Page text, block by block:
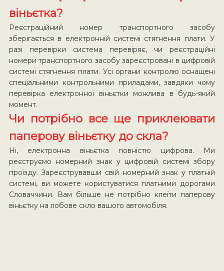
віньєтка?
Реєстраційний номер транспортного засобу
зберігається в електронній системі стягнення плати. У
разі перевірки система перевіряє, чи реєстраційні
номери транспортного засобу зареєстровані в цифровій
системі стягнення плати. Усі органи контролю оснащені
спеціальними контрольними приладами, завдяки чому
перевірка електронної віньєтки можлива в будь-який
момент.
Чи потрібно все ще приклеювати
паперову віньєтку до скла?
Ні, електронна віньєтка повністю цифрова. Ми
реєструємо номерний знак у цифровій системі збору
проїзду. Зареєструвавши свій номерний знак у платній
системі, ви можете користуватися платними дорогами
Словаччини. Вам більше не потрібно клеїти паперову
віньєтку на лобове скло вашого автомобіля.